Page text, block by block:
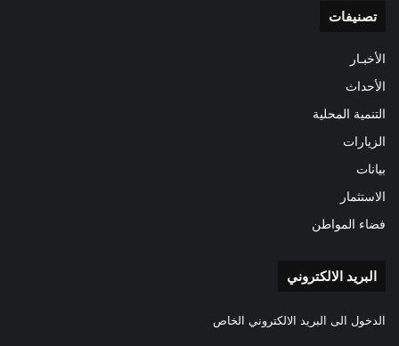
تصنيفات
الأخبـار
الأحداث
التنمية المحلية
الزيارات
بيانات
الاستثمار
فضاء المواطن
البريد الالكتروني
الدخول الى البريد الالكتروني الخاص